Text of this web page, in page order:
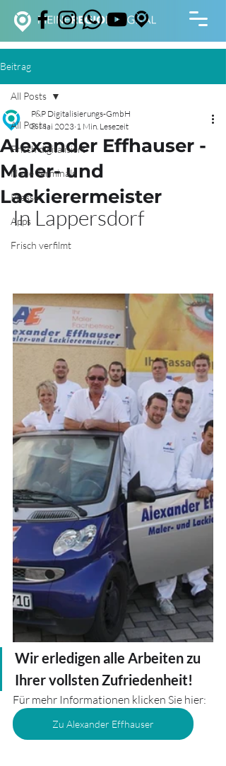
Beitrag
All Posts
Frisch digitalisiert
Neue Terminals
Presse
Apps
Frisch verfilmt
All Posts
Alexander Effhauser -
Maler- und
Lackierermeister
P&P Digitalisierungs-GmbH
8. Mai 2023 1 Min. Lesezeit
In Lappersdorf
Wir erledigen alle Arbeiten zu
Ihrer vollsten Zufriedenheit!
Für mehr Informationen klicken Sie hier:
Zu Alexander Effhauser